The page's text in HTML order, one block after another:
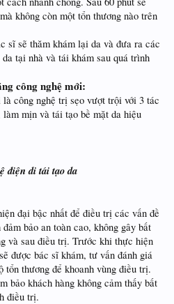
không còn một tổn thương nào trên
sĩ sẽ thăm khám lại da và đưa ra các
tại nhà và tái khám sau quá trình
công nghệ mới:
công nghệ trị sẹo vượt trội với 3 tác
mịn và tái tạo bề mặt da hiệu
điện di tái tạo da
đại bậc nhất để điều trị các vấn đề
bảo an toàn cao, không gây bất
và sau điều trị. Trước khi thực hiện
được bác sĩ khám, tư vấn đánh giá
thương để khoanh vùng điều trị.
bảo khách hàng không cảm thấy bất
điều trị.